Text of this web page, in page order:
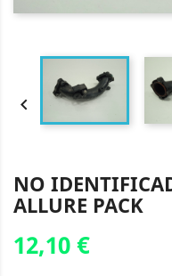

NO
ALLURE PACK
12,10 €